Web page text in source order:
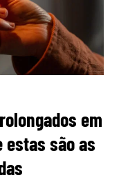
em
estas são as